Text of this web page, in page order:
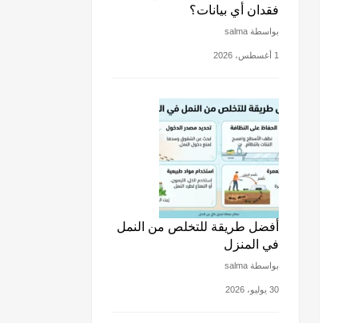
فقدان أي بيانات؟
بواسطة salma
1 أغسطس، 2026
أفضل طريقة للتخلص من النمل
في المنزل
بواسطة salma
30 يوليو، 2026